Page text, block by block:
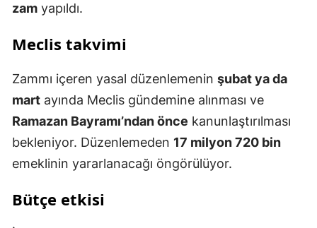
zam yapıldı.
Meclis takvimi
Zammı içeren yasal düzenlemenin şubat ya da
mart ayında Meclis gündemine alınması ve
Ramazan Bayramı’ndan önce kanunlaştırılması
bekleniyor. Düzenlemeden 17 milyon 720 bin
emeklinin yararlanacağı öngörülüyor.
Bütçe etkisi